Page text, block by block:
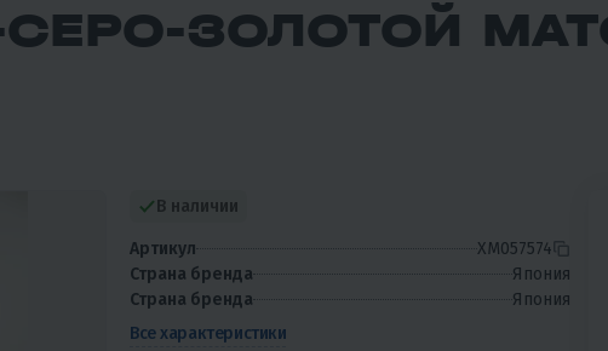
СЕРО-ЗОЛОТОЙ
В наличии
Артикул
XM057574
Страна бренда
Япония
Страна бренда
Япония
Все характеристики